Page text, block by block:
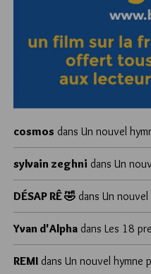
cosmos dans Un nouvel
sylvain zeghni dans Un
DÉSAP RÊ 🤣 dans Un nouvel
Yvan d'Alpha dans Les 18
REMI dans Un nouvel hymne